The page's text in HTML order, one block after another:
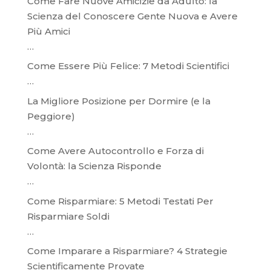
Scienza del Conoscere Gente Nuova e Avere
Più Amici
…
Come Essere Più Felice: 7 Metodi Scientifici
…
La Migliore Posizione per Dormire (e la
Peggiore)
…
Come Avere Autocontrollo e Forza di
Volontà: la Scienza Risponde
…
Come Risparmiare: 5 Metodi Testati Per
Risparmiare Soldi
…
Come Imparare a Risparmiare? 4 Strategie
Scientificamente Provate